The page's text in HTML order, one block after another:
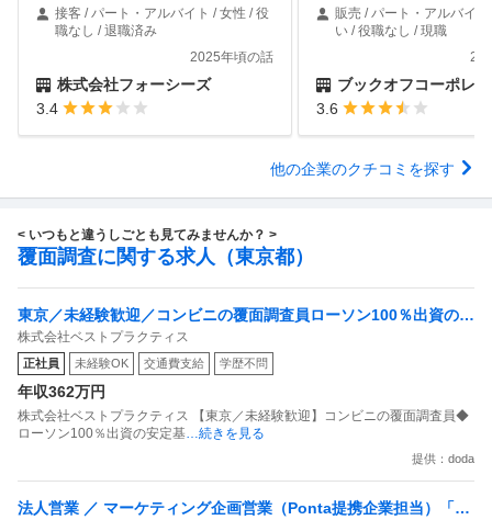
接客 / パート・アルバイト / 女性 / 役
職なし / 退職済み
2025年頃の話
株式会社フォーシーズ
3.4
販売 / パート・アルバイ
い / 役職なし / 現職
ブックオフコーポレーショ
3.6
他の企業のクチコミを探す
< いつもと違うしごとも見てみませんか？ >
覆面調査に関する求人（東京都）
東京／未経験歓迎／コンビニの覆面調査員ローソン100％出資の安
定基盤／月５日在宅／残業月10時間
株式会社ベストプラクティス
正社員 未経験OK 交通費支給 学歴不問
年収362万円
株式会社ベストプラクティス 【東京／未経験歓迎】コンビニの覆面調査員◆
ローソン100％出資の安定基 …続きを見る
提供：doda
法人営業 ／ マーケティング企画営業（Ponta提携企業担当）「国